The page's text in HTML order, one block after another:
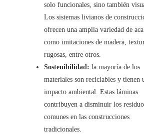
solo funcionales, sino también
Los sistemas livianos de
ofrecen una amplia variedad de
como imitaciones de madera,
rugosas, entre otros.
Sostenibilidad: la mayoría de los
materiales son reciclables y tienen
impacto ambiental. Estas láminas
contribuyen a disminuir los
comunes en las construcciones
tradicionales.